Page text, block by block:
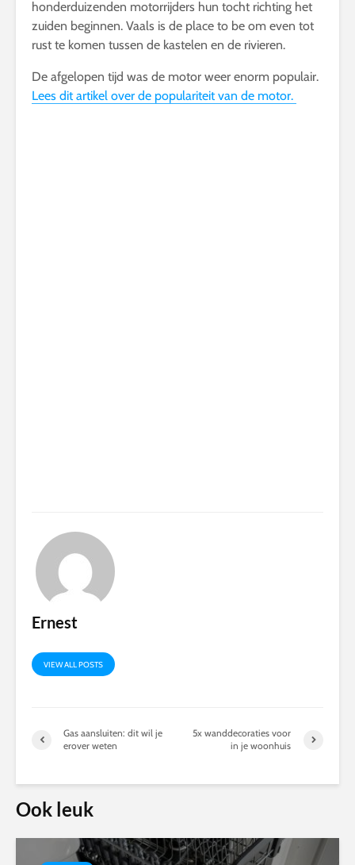
honderduizenden motorrijders hun tocht richting het
zuiden beginnen. Vaals is de place to be om even tot
rust te komen tussen de kastelen en de rivieren.
De afgelopen tijd was de motor weer enorm populair.
Lees dit artikel over de populariteit van de motor.
Ernest
VIEW ALL POSTS
Gas aansluiten: dit wil je
erover weten
5x wanddecoraties voor
in je woonhuis
Ook leuk